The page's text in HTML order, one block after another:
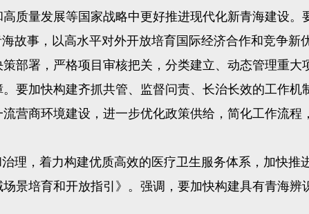
质量发展等国家战略中更好推进现代化新青海建设
故事，以高水平对外开放培育国际经济合作和竞争新
署，严格项目审核把关，分类建立、动态管理重大
要加快构建齐抓共管、监督问责、长治长效的工作机
商环境建设，进一步优化政策供给，简化工作流程
，着力构建优质高效的医疗卫生服务体系，加快推
培育和开放指引》。强调，要加快构建具有青海辨